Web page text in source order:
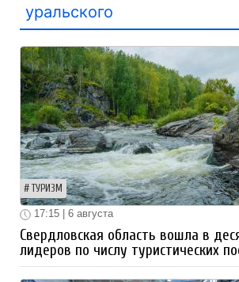
уральского
ТУРИЗМ
17:15 | 6 августа
Свердловская область вошла в
лидеров по числу туристических